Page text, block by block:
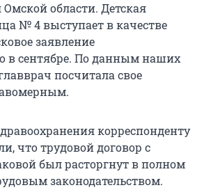
области. Детская
№ 4 выступает в качестве
заявление
в сентябре. По данным наших
посчитала свое
корреспонденту
что трудовой договор с
был расторгнут в полном
законодательством.